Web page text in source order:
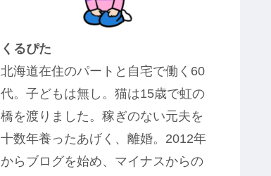
くるぴた
北海道在住のパートと自宅で働く60
代。子どもは無し。猫は15歳で虹の
橋を渡りました。稼ぎのない元夫を
十数年養ったあげく、離婚。2012年
からブログを始め、マイナスからの